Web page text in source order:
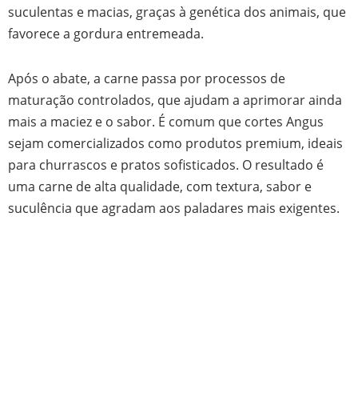
suculentas e macias, graças à genética dos animais, que
favorece a gordura entremeada.
Após o abate, a carne passa por processos de
maturação controlados, que ajudam a aprimorar ainda
mais a maciez e o sabor. É comum que cortes Angus
sejam comercializados como produtos premium, ideais
para churrascos e pratos sofisticados. O resultado é
uma carne de alta qualidade, com textura, sabor e
suculência que agradam aos paladares mais exigentes.